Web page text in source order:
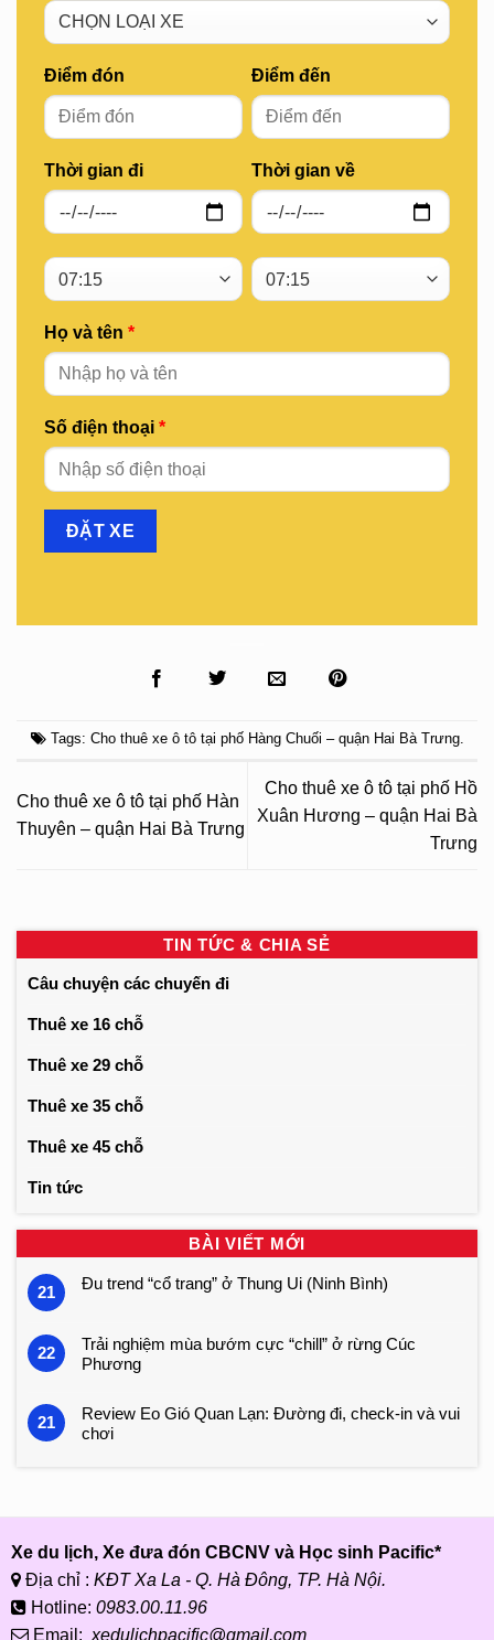
Điểm đón
Thời gian đi
Điểm đến
Thời gian về
Họ và tên *
Số điện thoại *
Tags: Cho thuê xe ô tô tại phố Hàng Chuối – quận Hai Bà Trưng.
Cho thuê xe ô tô tại phố Hàn
Thuyên – quận Hai Bà Trưng
Cho thuê xe ô tô tại phố Hồ
Xuân Hương – quận Hai Bà
Trưng
TIN TỨC & CHIA SẺ
Câu chuyện các chuyến đi
Thuê xe 16 chỗ
Thuê xe 29 chỗ
Thuê xe 35 chỗ
Thuê xe 45 chỗ
Tin tức
BÀI VIẾT MỚI
21 Đu trend “cổ trang” ở Thung Ui (Ninh Bình)
22
Trải nghiệm mùa bướm cực “chill” ở rừng Cúc
Phương
21
Review Eo Gió Quan Lạn: Đường đi, check-in và vui
chơi
Xe du lịch, Xe đưa đón CBCNV và Học sinh Pacific*
Địa chỉ : KĐT Xa La - Q. Hà Đông, TP. Hà Nội.
Hotline: 0983.00.11.96
Email: xedulichpacific@gmail.com